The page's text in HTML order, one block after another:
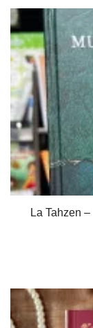
La Tahzen